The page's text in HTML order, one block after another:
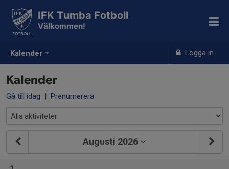
Kalender Logga in
IFK Tumba Fotboll
Välkommen!
Kalender
Gå till idag | Prenumerera
Augusti 2026